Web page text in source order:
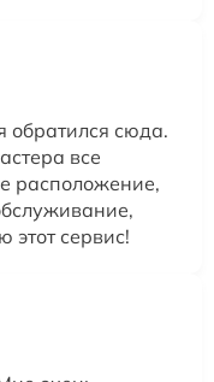
обратился сюда.
все
расположение,
этот сервис!